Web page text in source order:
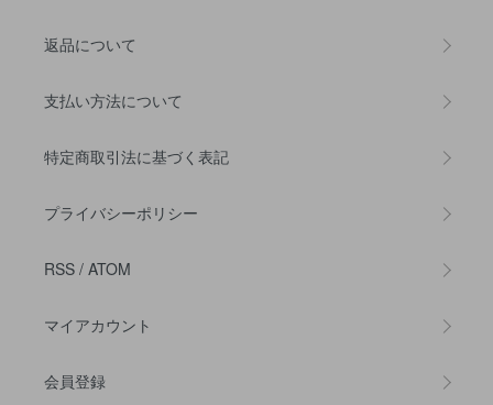
返品について
支払い方法について
特定商取引法に基づく表記
プライバシーポリシー
RSS / ATOM
マイアカウント
会員登録